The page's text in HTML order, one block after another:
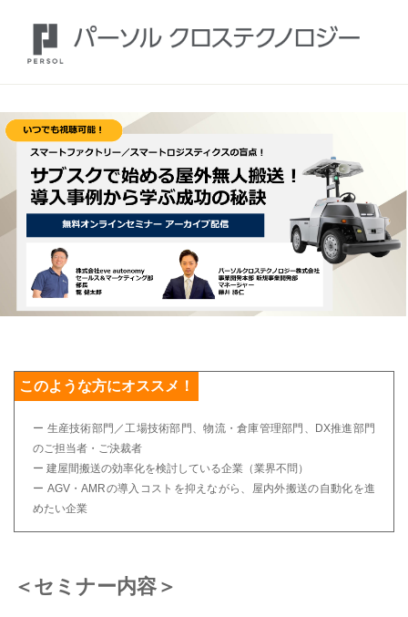
このような方にオススメ！
ー 生産技術部門／工場技術部門、物流・倉庫管理部門、DX推進部門
のご担当者・ご決裁者
ー 建屋間搬送の効率化を検討している企業（業界不問）
ー AGV・AMRの導入コストを抑えながら、屋内外搬送の自動化を進
めたい企業
＜セミナー内容＞